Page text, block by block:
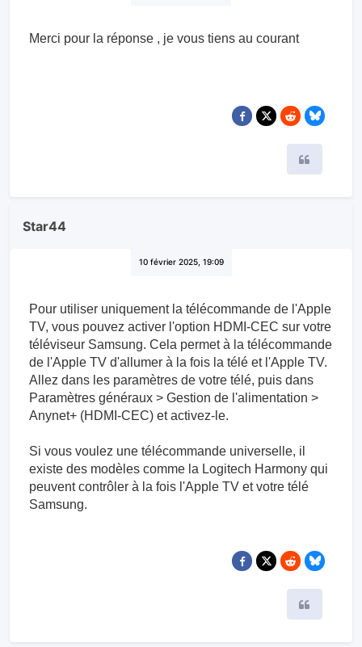
Merci pour la réponse , je vous tiens au courant
Star44
10 février 2025, 19:09
Pour utiliser uniquement la télécommande de l'Apple
TV, vous pouvez activer l'option HDMI-CEC sur votre
téléviseur Samsung. Cela permet à la télécommande
de l'Apple TV d'allumer à la fois la télé et l'Apple TV.
Allez dans les paramètres de votre télé, puis dans
Paramètres généraux > Gestion de l'alimentation >
Anynet+ (HDMI-CEC) et activez-le.
Si vous voulez une télécommande universelle, il
existe des modèles comme la Logitech Harmony qui
peuvent contrôler à la fois l'Apple TV et votre télé
Samsung.